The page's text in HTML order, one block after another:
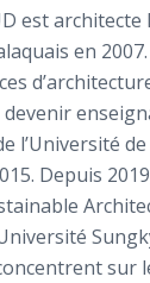
est architecte
en
l’Université
Depuis
sur